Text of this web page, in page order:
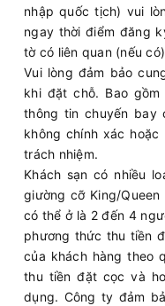
nhập quốc tịch) vui
ngay thời điểm đăng
tờ có liên quan (nếu
Vui lòng đảm bảo
khi đặt chỗ. Bao
thông tin chuyến bay
không chính xác
trách nhiệm.
Khách sạn có nhiều
giường cỡ King/
có thể ở là 2 đến 4
phương thức thu tiền
của khách hàng theo
thu tiền đặt cọc và
dụng. Công ty đảm